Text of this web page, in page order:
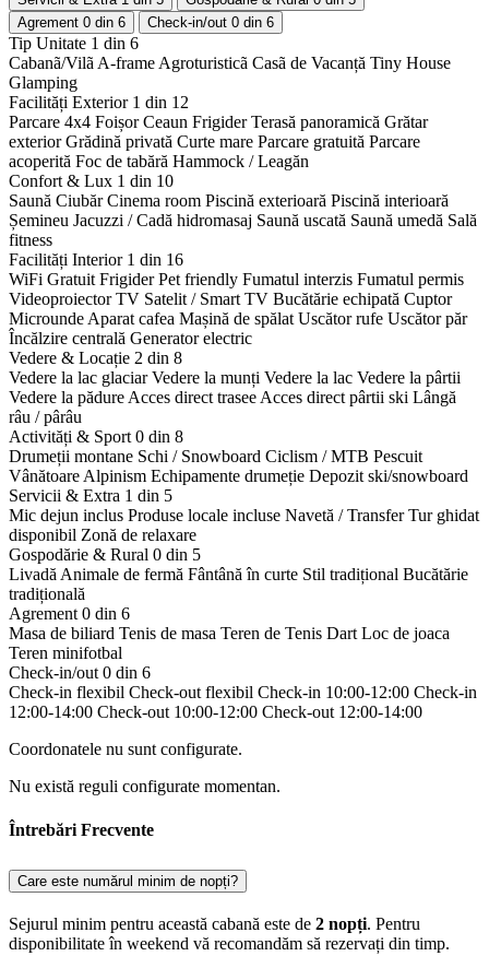
Agrement 0 din 6 Check-in/out 0 din 6
Tip Unitate 1 din 6
Cabanã/Vilã A-frame Agroturisticã Casã de Vacanță Tiny House
Glamping
Facilități Exterior 1 din 12
Parcare 4x4 Foișor Ceaun Frigider Terasă panoramică Grătar
exterior Grădină privată Curte mare Parcare gratuită Parcare
acoperită Foc de tabără Hammock / Leagăn
Confort & Lux 1 din 10
Saună Ciubăr Cinema room Piscină exterioară Piscină interioară
Șemineu Jacuzzi / Cadă hidromasaj Saună uscată Saună umedă Sală
fitness
Facilități Interior 1 din 16
WiFi Gratuit Frigider Pet friendly Fumatul interzis Fumatul permis
Videoproiector TV Satelit / Smart TV Bucătărie echipată Cuptor
Microunde Aparat cafea Mașină de spălat Uscător rufe Uscător păr
Încălzire centrală Generator electric
Vedere & Locație 2 din 8
Vedere la lac glaciar Vedere la munți Vedere la lac Vedere la pârtii
Vedere la pădure Acces direct trasee Acces direct pârtii ski Lângă
râu / pârâu
Activități & Sport 0 din 8
Drumeții montane Schi / Snowboard Ciclism / MTB Pescuit
Vânătoare Alpinism Echipamente drumeție Depozit ski/snowboard
Servicii & Extra 1 din 5
Mic dejun inclus Produse locale incluse Navetă / Transfer Tur ghidat
disponibil Zonă de relaxare
Gospodărie & Rural 0 din 5
Livadă Animale de fermă Fântână în curte Stil tradițional Bucătărie
tradițională
Agrement 0 din 6
Masa de biliard Tenis de masa Teren de Tenis Dart Loc de joaca
Teren minifotbal
Check-in/out 0 din 6
Check-in flexibil Check-out flexibil Check-in 10:00-12:00 Check-in
12:00-14:00 Check-out 10:00-12:00 Check-out 12:00-14:00
Coordonatele nu sunt configurate.
Nu există reguli configurate momentan.
Întrebări Frecvente
Care este numărul minim de nopți?
Sejurul minim pentru această cabană este de 2 nopți. Pentru
disponibilitate în weekend vă recomandăm să rezervați din timp.